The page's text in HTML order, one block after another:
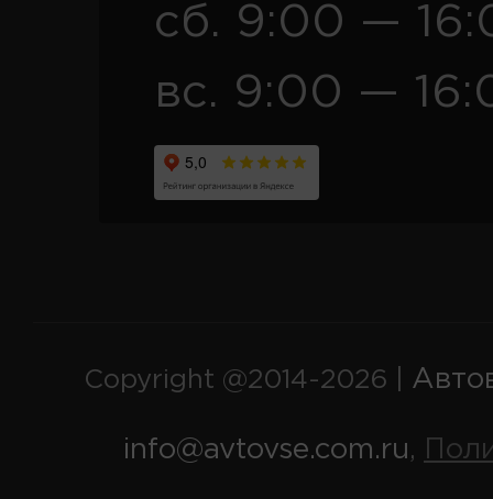
сб. 9:00 —
вс. 9:00 —
Copyright @2014-2026 |
info@avtovse.com.ru,